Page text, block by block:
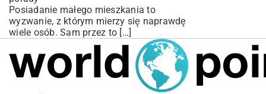
Posiadanie małego mieszkania to
wyzwanie, z którym mierzy się naprawdę
wiele osób. Sam przez to […]